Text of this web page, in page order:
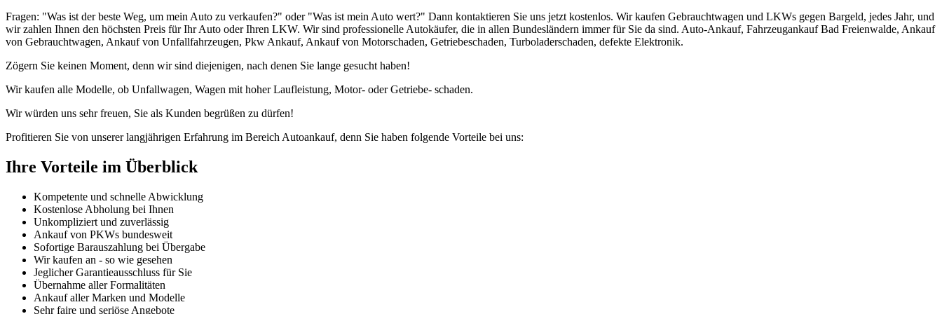
Fragen: "Was ist der beste Weg, um mein Auto zu verkaufen?" oder "Was ist mein Auto wert?" Dann kontaktieren Sie uns jetzt kostenlos. Wir kaufen Gebrauchtwagen und LKWs gegen Bargeld, jedes Jahr, und
wir zahlen Ihnen den höchsten Preis für Ihr Auto oder Ihren LKW. Wir sind professionelle Autokäufer, die in allen Bundesländern immer für Sie da sind. Auto-Ankauf, Fahrzeugankauf Bad Freienwalde, Ankauf
von Gebrauchtwagen, Ankauf von Unfallfahrzeugen, Pkw Ankauf, Ankauf von Motorschaden, Getriebeschaden, Turboladerschaden, defekte Elektronik.
Zögern Sie keinen Moment, denn wir sind diejenigen, nach denen Sie lange gesucht haben!
Wir kaufen alle Modelle, ob Unfallwagen, Wagen mit hoher Laufleistung, Motor- oder Getriebe- schaden.
Wir würden uns sehr freuen, Sie als Kunden begrüßen zu dürfen!
Profitieren Sie von unserer langjährigen Erfahrung im Bereich Autoankauf, denn Sie haben folgende Vorteile bei uns:
Ihre Vorteile im Überblick
Kompetente und schnelle Abwicklung
Kostenlose Abholung bei Ihnen
Unkompliziert und zuverlässig
Ankauf von PKWs bundesweit
Sofortige Barauszahlung bei Übergabe
Wir kaufen an - so wie gesehen
Jeglicher Garantieausschluss für Sie
Übernahme aller Formalitäten
Ankauf aller Marken und Modelle
Sehr faire und seriöse Angebote